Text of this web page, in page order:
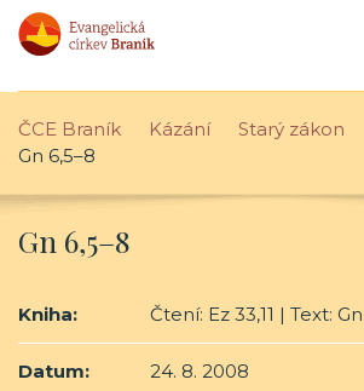
ČCE Braník Kázání Starý zákon
Gn 6,5–8
Gn 6,5–8
Kniha: Čtení: Ez 33,11 | Text:
Datum: 24. 8. 2008